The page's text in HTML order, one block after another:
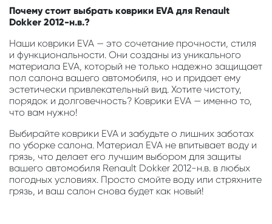
Почему стоит выбрать коврики EVA для Renault
Dokker 2012-н.в.?
Наши коврики EVA — это сочетание прочности, стиля
и функциональности. Они созданы из уникального
материала EVA, который не только надежно защищает
пол салона вашего автомобиля, но и придает ему
эстетически привлекательный вид. Хотите чистоту,
порядок и долговечность? Коврики EVA — именно то,
что вам нужно!
Выбирайте коврики EVA и забудьте о лишних заботах
по уборке салона. Материал EVA не впитывает воду и
грязь, что делает его лучшим выбором для защиты
вашего автомобиля Renault Dokker 2012-н.в. в любых
погодных условиях. Просто смойте воду или стряхните
грязь, и ваш салон снова будет как новый!